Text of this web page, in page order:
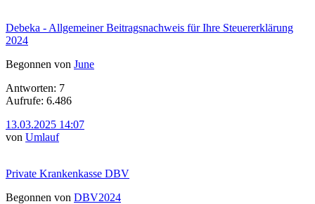
Debeka - Allgemeiner Beitragsnachweis für Ihre Steuererklärung
2024
Begonnen von June
Antworten: 7
Aufrufe: 6.486
13.03.2025 14:07
von Umlauf
Private Krankenkasse DBV
Begonnen von DBV2024